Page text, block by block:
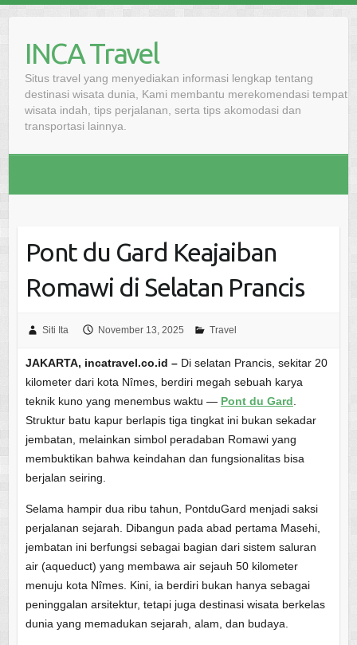
contentINCA Travel
Situs travel yang menyediakan informasi lengkap tentang
destinasi wisata dunia, Kami membantu merekomendasi tempat
wisata indah, tips perjalanan, serta tips akomodasi dan
transportasi lainnya.
Pont du Gard Keajaiban
Romawi di Selatan Prancis
Siti Ita November 13, 2025 Travel
JAKARTA, incatravel.co.id –Di selatan Prancis, sekitar 20
kilometer dari kota Nîmes, berdiri megah sebuah karya
teknik kuno yang menembus waktu — Pont du Gard
Struktur batu kapur berlapis tiga tingkat ini bukan sekadar
jembatan, melainkan simbol peradaban Romawi yang
membuktikan bahwa keindahan dan fungsionalitas bisa
berjalan seiring.
Selama hampir dua ribu tahun, PontduGard menjadi saksi
perjalanan sejarah. Dibangun pada abad pertama Masehi,
jembatan ini berfungsi sebagai bagian dari sistem saluran
air (aqueduct) yang membawa air sejauh 50 kilometer
menuju kota Nîmes. Kini, ia berdiri bukan hanya sebagai
peninggalan arsitektur, tetapi juga destinasi wisata berkelas
dunia yang memadukan sejarah, alam, dan budaya.